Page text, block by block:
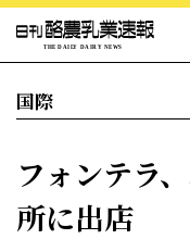
国際
フォンテラ
所に出店